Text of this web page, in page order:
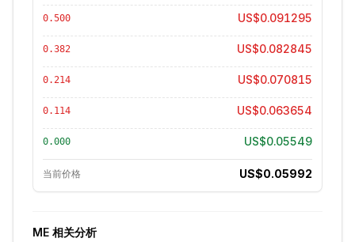
0.500 US$0.091295
0.382 US$0.082845
0.214 US$0.070815
0.114 US$0.063654
0.000 US$0.05549
当前价格 US$0.05992
ME 相关分析